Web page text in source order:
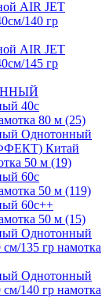
AIR JET
140 гр
AIR JET
145 гр
40с
80 м (25)
Однотонный
Китай
50 м (19)
60с
50 м (119)
60с++
50 м (15)
Однотонный
135 гр намотка
Однотонный
140 гр намотка